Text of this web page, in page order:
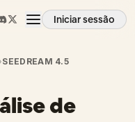
Iniciar sessão
›SEEDREAM 4.5
de